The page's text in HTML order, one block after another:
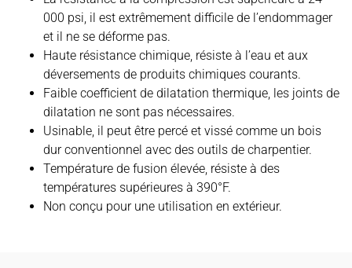
000 psi, il est extrêmement difficile de l’endommager
et il ne se déforme pas.
Haute résistance chimique, résiste à l’eau et aux
déversements de produits chimiques courants.
Faible coefficient de dilatation thermique, les joints de
dilatation ne sont pas nécessaires.
Usinable, il peut être percé et vissé comme un bois
dur conventionnel avec des outils de charpentier.
Température de fusion élevée, résiste à des
températures supérieures à 390°F.
Non conçu pour une utilisation en extérieur.